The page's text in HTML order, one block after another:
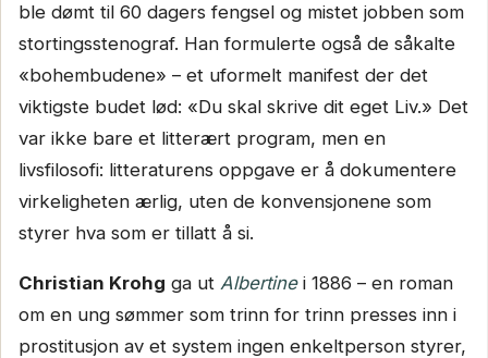
ble dømt til 60 dagers fengsel og mistet jobben som
stortingsstenograf. Han formulerte også de såkalte
«bohembudene» – et uformelt manifest der det
viktigste budet lød: «Du skal skrive dit eget Liv.» Det
var ikke bare et litterært program, men en
livsfilosofi: litteraturens oppgave er å dokumentere
virkeligheten ærlig, uten de konvensjonene som
styrer hva som er tillatt å si.
Christian Krohg ga ut Albertinei 1886 – en roman
om en ung sømmer som trinn for trinn presses inn i
prostitusjon av et system ingen enkeltperson styrer,